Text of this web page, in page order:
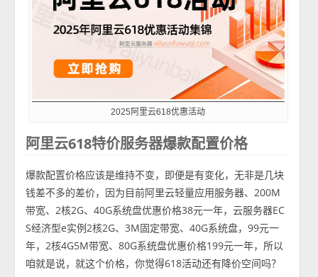
2025阿里云618优惠活动
阿里云618特价服务器爆款配置价格
爆款配置价格应该是维持不变，即便是有变化，无非是几块
钱差不多的差价，因为目前阿里云轻量应用服务器、200M
带宽、2核2G、40G系统盘优惠价格38元一年，云服务器EC
S经济型e实例2核2G、3M固定带宽、40G系统盘，99元一
年，2核4G5M带宽、80G系统盘优惠价格199元一年，所以
咱就是说，就这个价格，你觉得618活动还有降价空间吗？